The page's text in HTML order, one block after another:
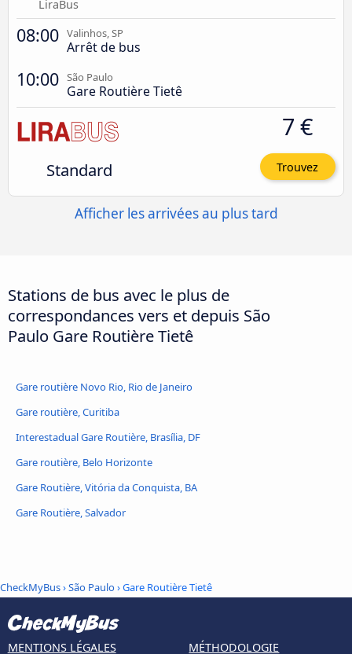
LiraBus
08:00 Valinhos, SP
Arrêt de bus
10:00 São Paulo
Gare Routière Tietê
Standard
7 €
Trouvez
Afficher les arrivées au plus tard
Stations de bus avec le plus de
correspondances vers et depuis São
Paulo Gare Routière Tietê
Gare routière Novo Rio, Rio de Janeiro
Gare routière, Curitiba
Interestadual Gare Routière, Brasília, DF
Gare routière, Belo Horizonte
Gare Routière, Vitória da Conquista, BA
Gare Routière, Salvador
CheckMyBus›São Paulo› Gare Routière Tietê
MENTIONS LÉGALES MÉTHODOLOGIE